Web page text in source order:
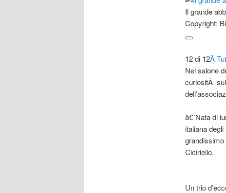
Il grande
Copyright:
12 di 12Â
Nel salone
curiositÃ
â€˜Nata di
italiana
grandissimo
Ciciriello.
Un trio